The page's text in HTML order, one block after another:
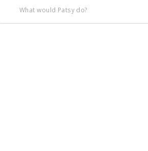
What would Patsy do?